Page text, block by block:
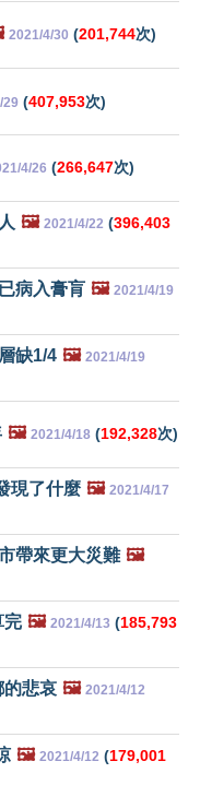
2021/4/30 (201,744次)
29 (407,953次)
4/26 (266,647次)
🖼️ 2021/4/22 (396,403
病入膏肓 🖼️ 2021/4/19
缺1/4 🖼️ 2021/4/19
🖼️ 2021/4/18 (192,328次)
現了什麼 🖼️ 2021/4/17
帶來更大災難 🖼️
完 🖼️ 2021/4/13 (185,793
悲哀 🖼️ 2021/4/12
🖼️ 2021/4/12 (179,001